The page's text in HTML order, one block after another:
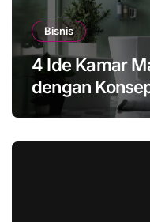
Bisnis
4 Ide Kamar
dengan